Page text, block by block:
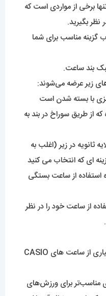
برخی از مواردی است که
گزینه مناسب برای شما
بند ساعت.
با بسته شدن است
طریق سوراخ در بند به
ثانویه در زیر (اغلب به
ای که انتخاب می کنید
استفاده از ساعت بستگی
از ساعت خود را در نظر
یکی از ویژگی های کلیدی بسیاری از ساعت های CASIO
مناسب‌تر برای ورزش‌های